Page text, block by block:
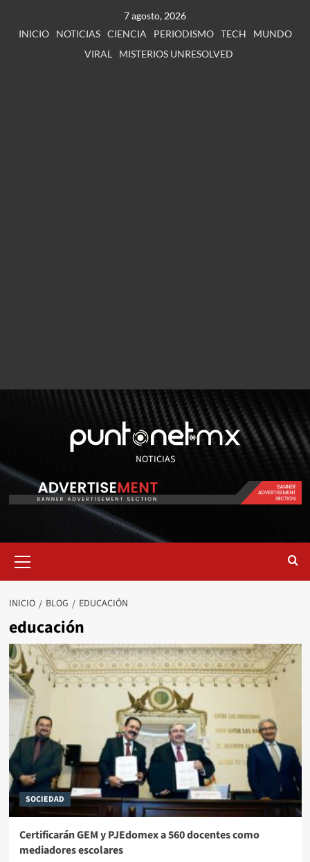
7 agosto, 2026
INICIO
NOTICIAS CIENCIA PERIODISMO TECH
MUNDO
VIRAL
MISTERIOS UNRESOLVED
NOTICIAS
INICIO BLOG EDUCACIÓN
educación
SOCIEDAD
Certificarán GEM y PJEdomex a 560 docentes como
mediadores escolares